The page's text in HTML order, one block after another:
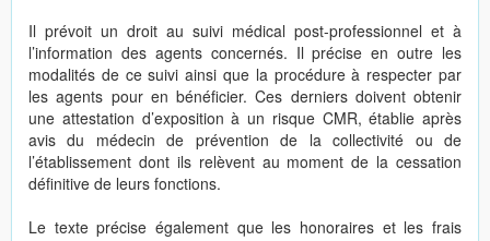
Il prévoit un droit au suivi médical post-professionnel et à
l’information des agents concernés. Il précise en outre les
modalités de ce suivi ainsi que la procédure à respecter par
les agents pour en bénéficier. Ces derniers doivent obtenir
une attestation d’exposition à un risque CMR, établie après
avis du médecin de prévention de la collectivité ou de
l’établissement dont ils relèvent au moment de la cessation
définitive de leurs fonctions.
Le texte précise également que les honoraires et les frais